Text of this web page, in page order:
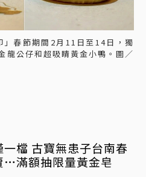
春節期間2月11日至14日，獨
龍公仔和超吸睛黃金小鴨。圖／
一檔 古寶無患子台南春
…滿額抽限量黃金皂